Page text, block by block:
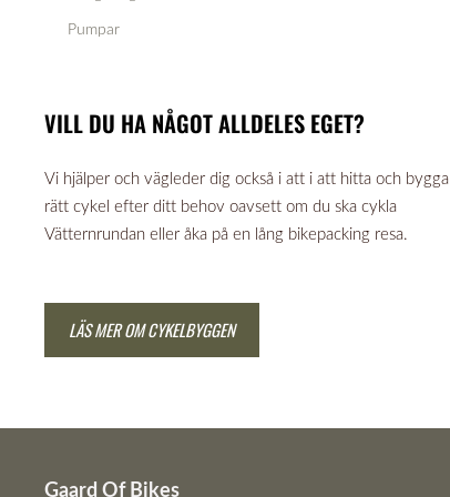
Pumpar
VILL DU HA NÅGOT ALLDELES EGET?
Vi hjälper och vägleder dig också i att i att hitta och bygga
rätt cykel efter ditt behov oavsett om du ska cykla
Vätternrundan eller åka på en lång bikepacking resa.
LÄS MER OM CYKELBYGGEN
Gaard Of Bikes